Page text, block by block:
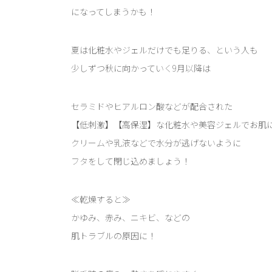
になってしまうかも！
夏は化粧水やジェルだけでも足りる、という人も
少しずつ秋に向かっていく9月以降は
セラミドやヒアルロン酸などが配合された
【低刺激】【高保湿】な化粧水や美容ジェルでお
クリームや乳液などで水分が逃げないように
フタをして閉じ込めましょう！
≪乾燥すると≫
かゆみ、赤み、ニキビ、などの
肌トラブルの原因に！